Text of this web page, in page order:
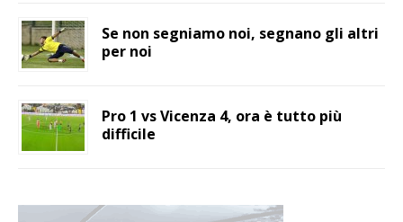
Se non segniamo noi, segnano gli altri
per noi
Pro 1 vs Vicenza 4, ora è tutto più
difficile